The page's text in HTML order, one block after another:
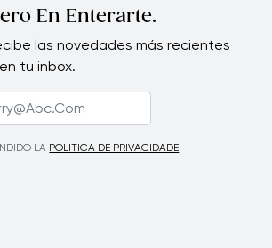
En Enterarte.
las novedades más recientes
tu inbox.
LA POLITICA DE PRIVACIDADE